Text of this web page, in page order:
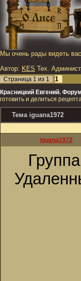
Мы очень рады видеть
Автор: KES Тех.
Страница 1 из 1 1
Красницкий Евгений.
готовить и делиться
Тема iguana1972
iguana1972